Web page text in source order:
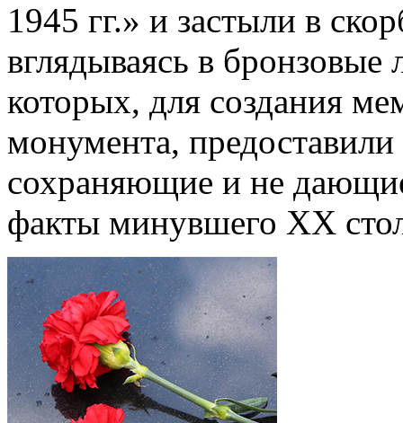
1945 гг.» и застыли в
вглядываясь в
которых, для создания
монумента,
сохраняющие и не
факты минувшего XX